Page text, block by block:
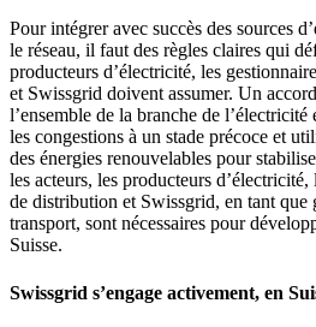
Pour intégrer avec succès des sources
le réseau, il faut des règles claires qui
producteurs d’électricité, les
et Swissgrid doivent assumer. Un
l’ensemble de la branche de
les congestions à un stade précoce et
des énergies renouvelables pour
les acteurs, les producteurs d’électricité,
de distribution et Swissgrid, en tant que
transport, sont nécessaires pour
Suisse.
Swissgrid s’engage activement, en